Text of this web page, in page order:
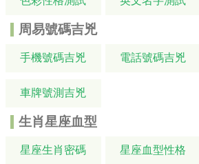
周易號碼吉兇
手機號碼吉兇 電話號碼吉兇
車牌號測吉兇
生肖星座血型
星座生肖密碼 星座血型性格